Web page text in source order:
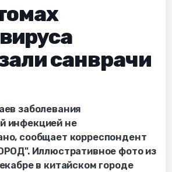
санврачи
заболевания
инфекцией не
сообщает корреспондент
Иллюстративное фото из
в китайском городе